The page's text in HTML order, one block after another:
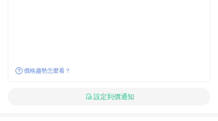
價格趨勢怎麼看？
設定到價通知